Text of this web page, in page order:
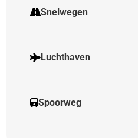
Snelwegen
Luchthaven
Spoorweg